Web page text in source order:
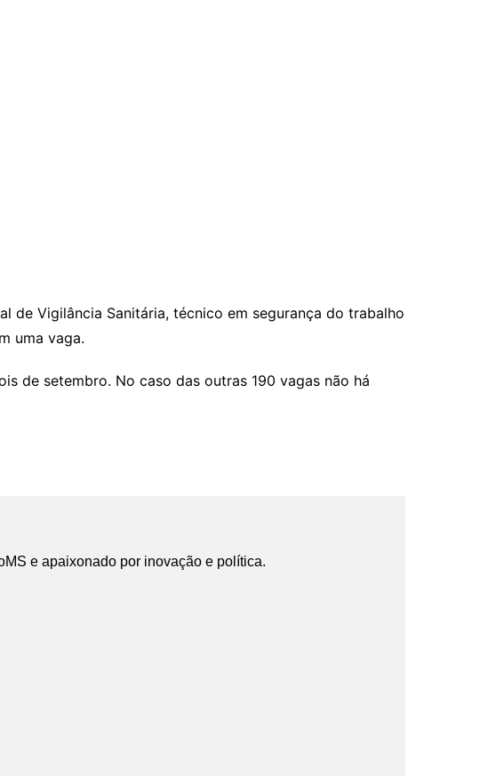
de Vigilância Sanitária, técnico em segurança do trabalho
uma vaga.
de setembro. No caso das outras 190 vagas não há
e apaixonado por inovação e política.